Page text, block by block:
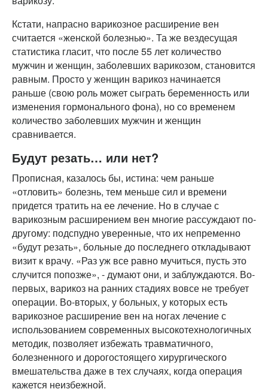
Кстати, напрасно варикозное расширение вен
считается «женской болезнью». Та же вездесущая
статистика гласит, что после 55 лет количество
мужчин и женщин, заболевших варикозом, становится
равным. Просто у женщин варикоз начинается
раньше (свою роль может сыграть беременность или
изменения гормонального фона), но со временем
количество заболевших мужчин и женщин
сравнивается.
Будут резать… или нет?
Прописная, казалось бы, истина: чем раньше
«отловить» болезнь, тем меньше сил и времени
придется тратить на ее лечение. Но в случае с
варикозным расширением вен многие рассуждают по-
другому: подспудно уверенные, что их непременно
«будут резать», больные до последнего откладывают
визит к врачу. «Раз уж все равно мучиться, пусть это
случится попозже», - думают они, и заблуждаются. Во-
первых, варикоз на ранних стадиях вовсе не требует
операции. Во-вторых, у больных, у которых есть
варикозное расширение вен на ногах лечение с
использованием современных высокотехнологичных
методик, позволяет избежать травматичного,
болезненного и дорогостоящего хирургического
вмешательства даже в тех случаях, когда операция
кажется неизбежной.